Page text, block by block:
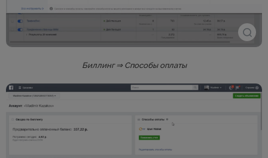
Биллинг ⇒ Способы оплаты